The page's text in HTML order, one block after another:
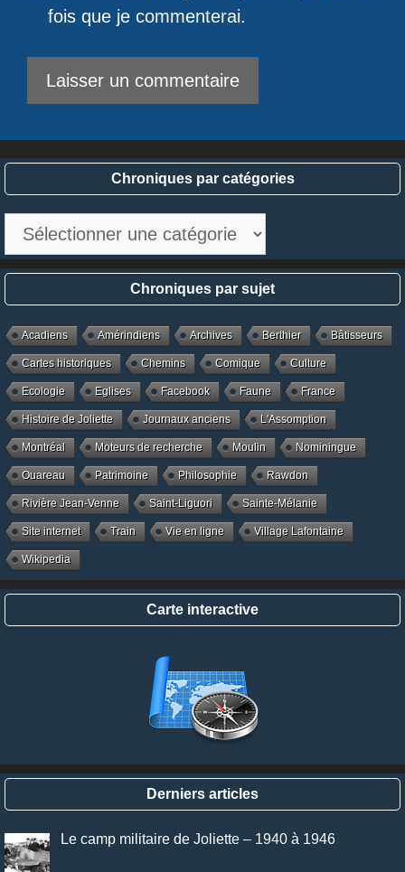
fois que je commenterai.
Chroniques par catégories
catégories
Chroniques par sujet
Acadiens Amérindiens Archives Berthier Bâtisseurs
Cartes historiques Chemins Comique Culture
Ecologie Eglises Facebook Faune France
Histoire de Joliette Journaux anciens L'Assomption
Montréal Moteurs de recherche Moulin Nominingue
Ouareau Patrimoine Philosophie Rawdon
Rivière Jean-Venne Saint-Liguori Sainte-Mélanie
Site internet Train Vie en ligne Village Lafontaine
Wikipedia
Carte interactive
Derniers articles
Le camp militaire de Joliette – 1940 à 1946